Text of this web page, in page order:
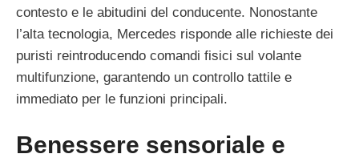
contesto e le abitudini del conducente. Nonostante
l’alta tecnologia, Mercedes risponde alle richieste dei
puristi reintroducendo comandi fisici sul volante
multifunzione, garantendo un controllo tattile e
immediato per le funzioni principali.
Benessere sensoriale e